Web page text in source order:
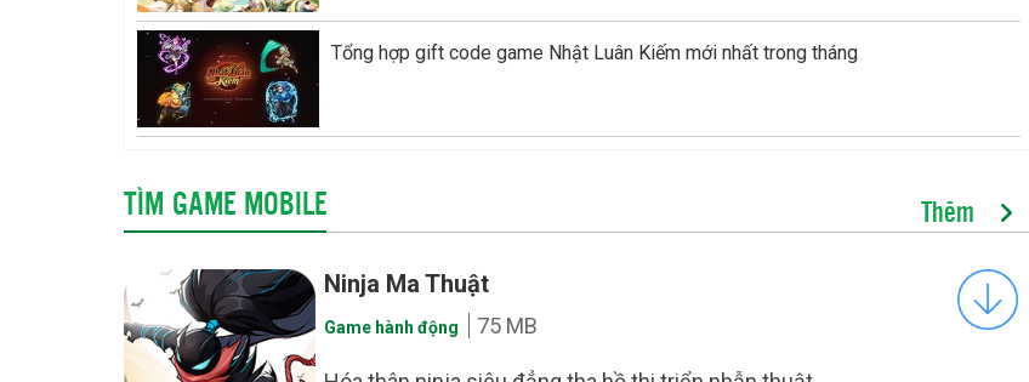
Tổng hợp gift code game Nhật Luân Kiếm mới nhất trong tháng
TÌM GAME MOBILE Thêm
Ninja Ma Thuật
Game hành động 75 MB